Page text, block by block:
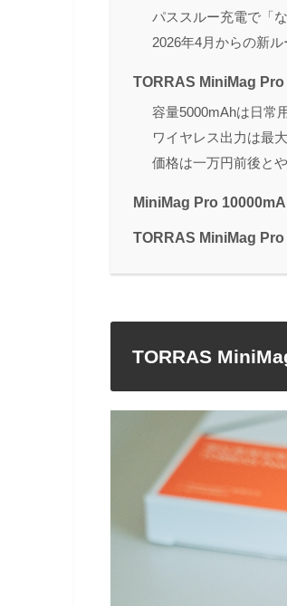
パススルー充電で「
2026年4月からの新
TORRAS MiniMag
容量5000mAhは日常
ワイヤレス出力は最
価格は一万円前後と
MiniMag Pro
TORRAS MiniMag
TORRAS